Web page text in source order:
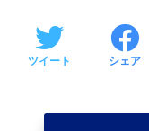
ツイート シェア